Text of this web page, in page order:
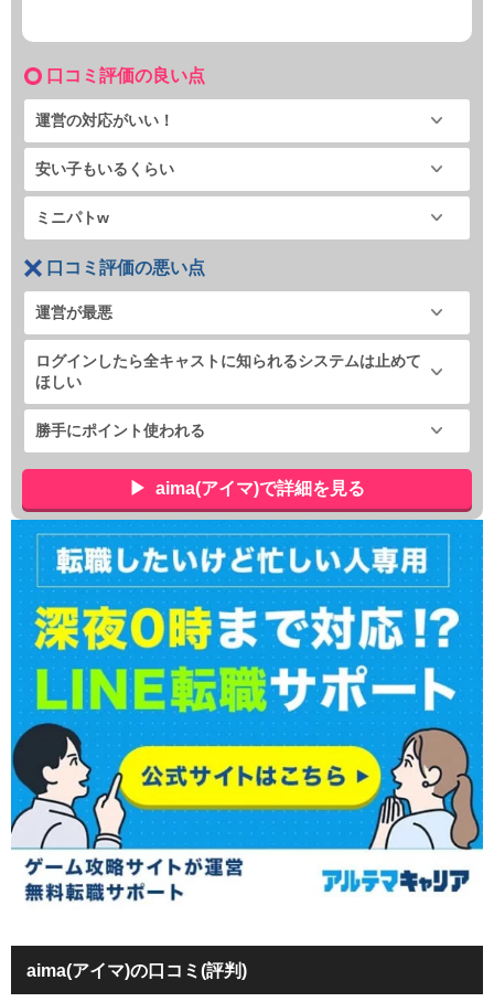
口コミ評価の良い点
運営の対応がいい！
安い子もいるくらい
ミニパトw
口コミ評価の悪い点
運営が最悪
ログインしたら全キャストに知られるシステムは止めて
ほしい
勝手にポイント使われる
aima(アイマ)で詳細を見る
aima(アイマ)の口コミ(評判)